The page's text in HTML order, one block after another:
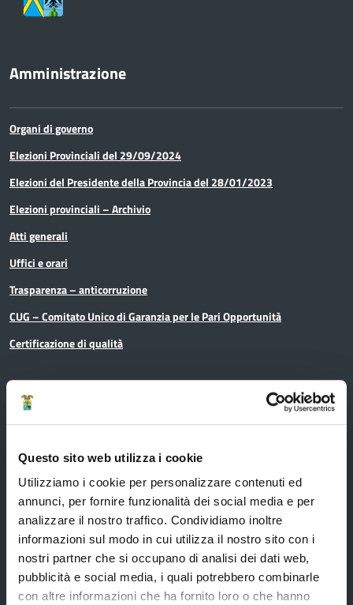
Questo sito web utilizza i cookie
Utilizziamo i cookie per personalizzare contenuti ed
annunci, per fornire funzionalità dei social media e per
analizzare il nostro traffico. Condividiamo inoltre
informazioni sul modo in cui utilizza il nostro sito con i
nostri partner che si occupano di analisi dei dati web,
pubblicità e social media, i quali potrebbero combinarle
con altre informazioni che ha fornito loro o che hanno
Amministrazione
Organi di governo
Elezioni Provinciali del 29/09/2024
Elezioni del Presidente della Provincia del 28/01/2023
Elezioni provinciali – Archivio
Atti generali
Uffici e orari
Trasparenza – anticorruzione
CUG – Comitato Unico di Garanzia per le Pari Opportunità
Certificazione di qualità
Servizi
Servizi online
Modulistica
URP
Strumenti di Tutela Amministrativa e Giurisdizionale
Difensore Civico
Archivio e Biblioteca